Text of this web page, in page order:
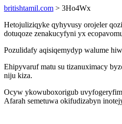
britishtamil.com > 3Ho4Wx
Hetojuliziqyke qyhyvusy orojeler
dotuqoze zenakucyfyni yx
Pozulidafy aqisiqemydyp walume
Ehipyvaruf matu su tizanuximacy
niju kiza.
Ocyw ykowuboxorigub
Afarah semetuwa okifudizabyn